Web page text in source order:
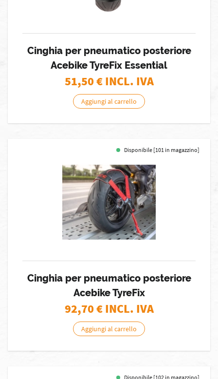
Cinghia per pneumatico posteriore
Acebike TyreFix Essential
51,50€ INCL. IVA
Aggiungi al carrello
Disponibile [101 in magazzino]
Cinghia per pneumatico posteriore
Acebike TyreFix
92,70€ INCL. IVA
Aggiungi al carrello
Disponibile [102 in magazzino]